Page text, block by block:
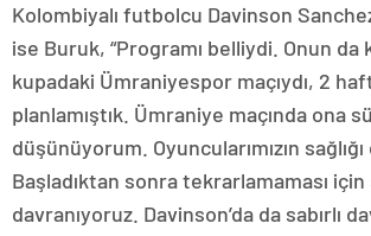
Kolombiyalı futbolcu Davinson
ise Buruk, “Programı belliydi. Onun da
kupadaki Ümraniyespor maçıydı, 2
planlamıştık. Ümraniye maçında ona
düşünüyorum. Oyuncularımızın
Başladıktan sonra tekrarlamaması için
davranıyoruz. Davinson’da da sabırlı